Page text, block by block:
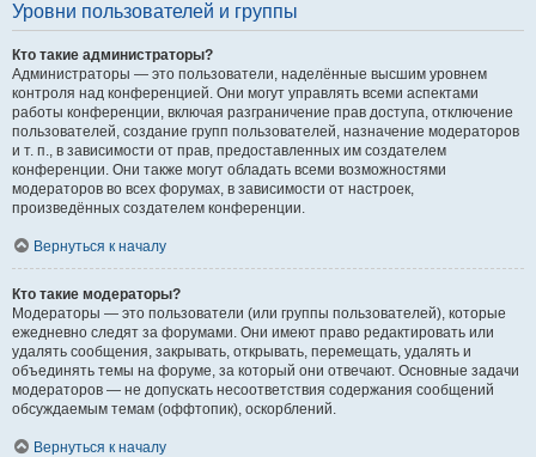
Уровни пользователей и группы
Кто такие администраторы?
Администраторы — это пользователи, наделённые высшим уровнем
контроля над конференцией. Они могут управлять всеми аспектами
работы конференции, включая разграничение прав доступа, отключение
пользователей, создание групп пользователей, назначение модераторов
и т. п., в зависимости от прав, предоставленных им создателем
конференции. Они также могут обладать всеми возможностями
модераторов во всех форумах, в зависимости от настроек,
произведённых создателем конференции.
Вернуться к началу
Кто такие модераторы?
Модераторы — это пользователи (или группы пользователей), которые
ежедневно следят за форумами. Они имеют право редактировать или
удалять сообщения, закрывать, открывать, перемещать, удалять и
объединять темы на форуме, за который они отвечают. Основные задачи
модераторов — не допускать несоответствия содержания сообщений
обсуждаемым темам (оффтопик), оскорблений.
Вернуться к началу